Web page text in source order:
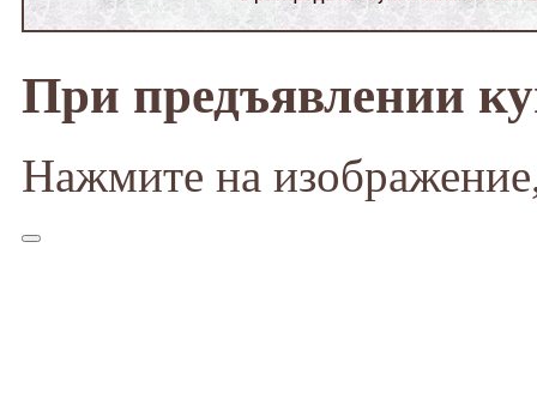
При предъявлении
Нажмите на